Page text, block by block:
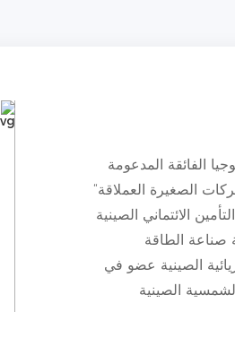
الفائقة المدعومة
الصغيرة العملاقة“
الائتماني الصينية
الطاقة
الصينية عضو في
الصينية